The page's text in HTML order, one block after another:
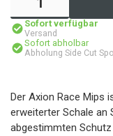
Sofort verfügbar
Versand
Sofort abholbar
Abholung Side Cut
Der Axion Race Mips
erweiterter Schale an
abgestimmten